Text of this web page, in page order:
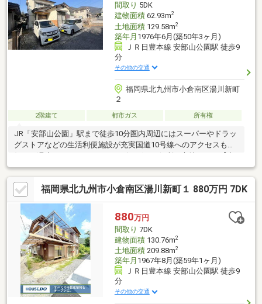
間取り 5DK
建物面積62.93m2
土地面積129.58m2
築年月 1976年6月(築50年3ヶ月)
ＪＲ日豊本線 安部山公園駅 徒歩9
分
その他の交通
福岡県北九州市小倉南区湯川新町
２
2階建て 都市ガス 所有権
JR「安部山公園」駅まで徒歩10分圏内周辺にはスーパーやドラッ
グストアなどの生活利便施設が充実国道10号線へのアクセスも良
社自慢のワンストップサービス】・当社在籍スタッフはリフォー
ム、ローンに関するエキスパート！・物件購入+リフォーム費用
もまとめてお見積り♪・住み替え先を探しながら、ご自宅の売却が
並行して行えます！・もちろん査定も無料です♪【ライフスタイル
に合わせた物件探し】・土日祝/18時以降/1件～複数件のご内覧も
大歓迎・ご自宅等への送迎も可能です！・当社未掲載物件もご案
内できます♪
福岡県北九州市小倉南区湯川新町１ 880万円 7DK
880万円
間取り 7DK
建物面積130.76m2
土地面積209.88m2
築年月 1967年8月(築59年1ヶ月)
ＪＲ日豊本線 安部山公園駅 徒歩9
分
その他の交通